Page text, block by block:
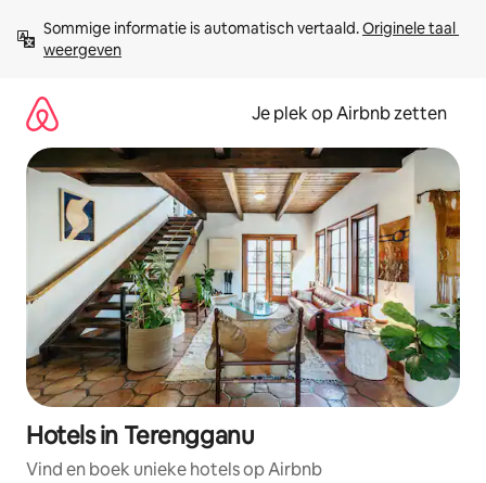
direct
naar
Sommige informatie is automatisch vertaald. Originele taal
weergeven
Je plek op Airbnb zetten
Hotels in Terengganu
Vind en boek unieke hotels op Airbnb